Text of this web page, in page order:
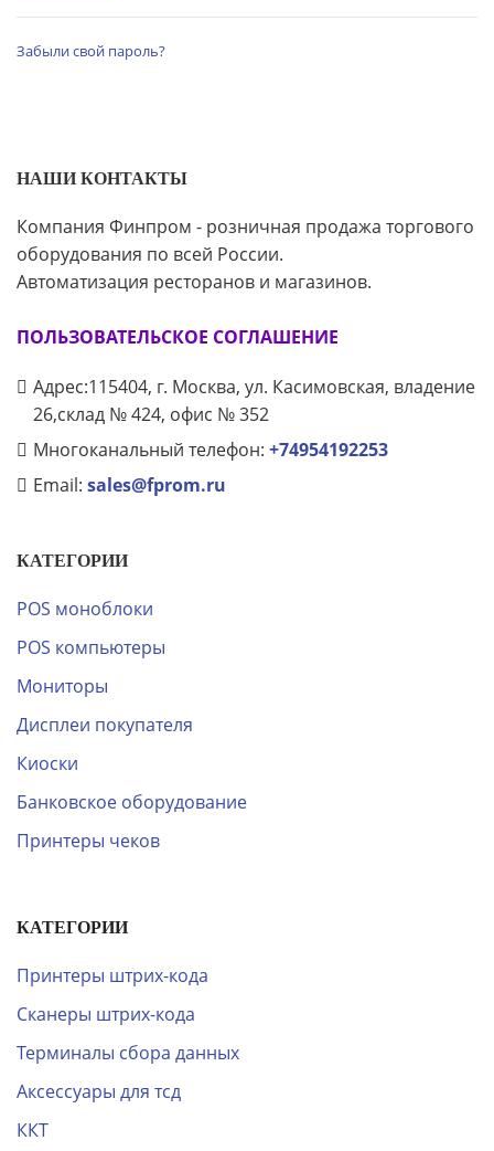
Забыли свой пароль?
НАШИ КОНТАКТЫ
Компания Финпром - розничная продажа торгового
оборудования по всей России.
Автоматизация ресторанов и магазинов.
ПОЛЬЗОВАТЕЛЬСКОЕ СОГЛАШЕНИЕ
Адрес:115404, г. Москва, ул. Касимовская, владение
26,склад № 424, офис № 352
Многоканальный телефон: +74954192253
Email: sales@fprom.ru
КАТЕГОРИИ
POS моноблоки
POS компьютеры
Мониторы
Дисплеи покупателя
Киоски
Банковское оборудование
Принтеры чеков
КАТЕГОРИИ
Принтеры штрих-кода
Сканеры штрих-кода
Терминалы сбора данных
Аксессуары для тсд
ККТ